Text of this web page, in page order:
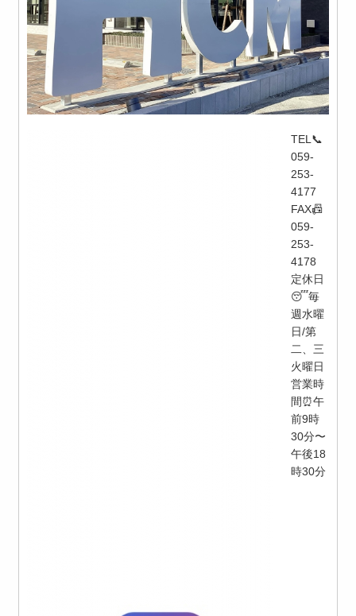
TEL📞
059-
253-
4177
FAX📠
059-
253-
4178
定休日
😴毎
週水曜
日/第
二、三
火曜日
営業時
間⏰午
前9時
30分〜
午後18
時30分